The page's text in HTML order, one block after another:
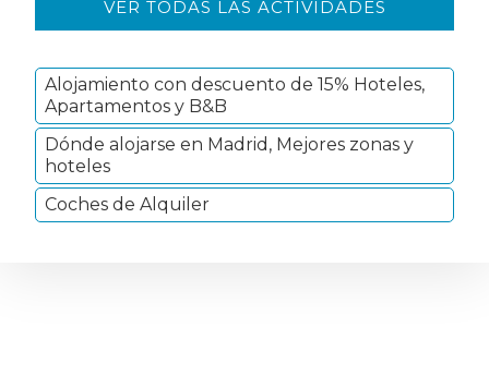
lateral
primaria
VER TODAS LAS ACTIVIDADES
Alojamiento con descuento de 15% Hoteles,
Apartamentos y B&B
Dónde alojarse en Madrid, Mejores zonas y
hoteles
Coches de Alquiler